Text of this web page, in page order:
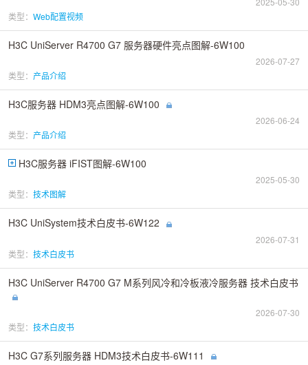
类型： Web配置视频
H3C UniServer R4700 G7 服务器硬件亮点图解-6W100
2026-07-27
类型： 产品介绍
H3C服务器 HDM3亮点图解-6W100
2026-06-24
类型： 产品介绍
H3C服务器 iFIST图解-6W100
2025-05-30
类型： 技术图解
H3C UniSystem技术白皮书-6W122
2026-07-31
类型： 技术白皮书
H3C UniServer R4700 G7 M系列风冷和冷板液冷服务器 技术白皮书
2026-07-30
类型： 技术白皮书
H3C G7系列服务器 HDM3技术白皮书-6W111